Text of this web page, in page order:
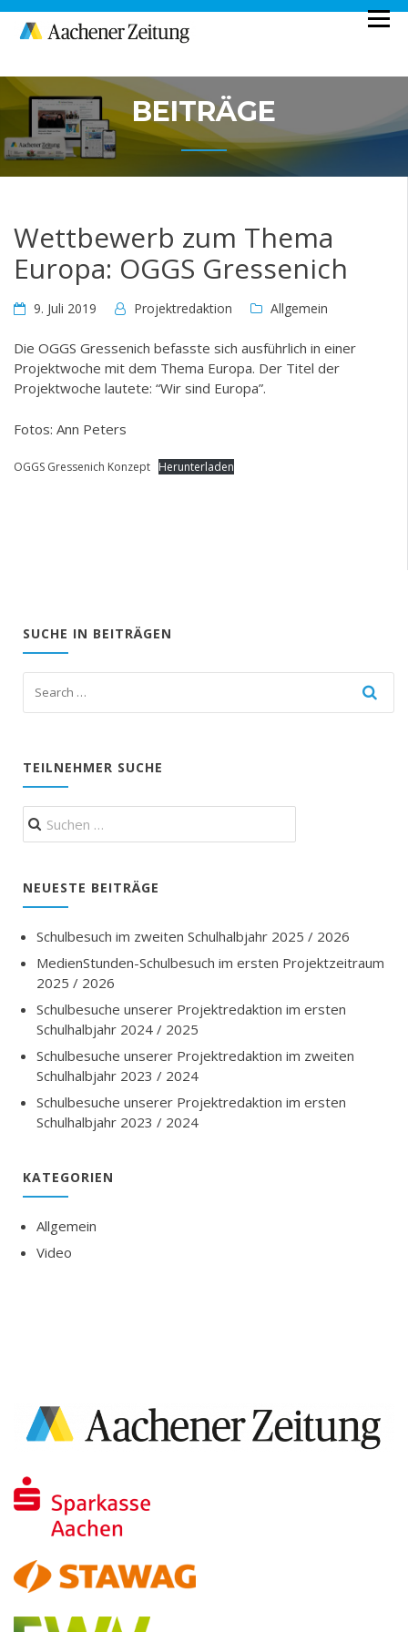
Skip
Ein Projekt der Aachener Zeitung
BEITRÄGE
Wettbewerb zum Thema
Europa: OGGS Gressenich
9. Juli 2019 Projektredaktion Allgemein
Die OGGS Gressenich befasste sich ausführlich in einer
Projektwoche mit dem Thema Europa. Der Titel der
Projektwoche lautete: “Wir sind Europa”.
Fotos: Ann Peters
OGGS Gressenich Konzept Herunterladen
SUCHE IN BEITRÄGEN
TEILNEHMER SUCHE
Suchen
nach:
NEUESTE BEITRÄGE
Schulbesuch im zweiten Schulhalbjahr 2025 / 2026
MedienStunden-Schulbesuch im ersten Projektzeitraum
2025 / 2026
Schulbesuche unserer Projektredaktion im ersten
Schulhalbjahr 2024 / 2025
Schulbesuche unserer Projektredaktion im zweiten
Schulhalbjahr 2023 / 2024
Schulbesuche unserer Projektredaktion im ersten
Schulhalbjahr 2023 / 2024
KATEGORIEN
Allgemein
Video